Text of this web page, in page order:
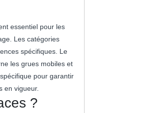
essentiel pour les
Les catégories
spécifiques. Le
les grues mobiles et
pour garantir
en vigueur.
?